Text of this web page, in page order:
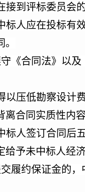
接到评标委员会
标人应在投标有
《合同法》以
以压低勘察设计
离合同实质性内
标人签订合同后
给予未中标人经
履约保证金的